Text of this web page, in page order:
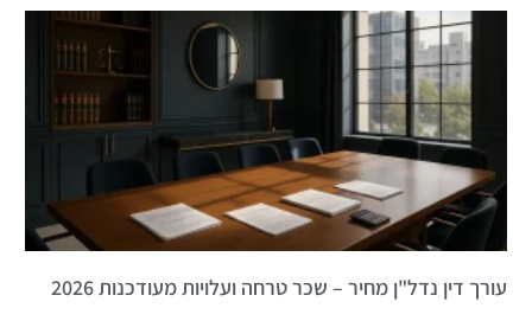
עורך דין נדל"ן מחיר – שכר טרחה ועלויות מעודכנות 2026